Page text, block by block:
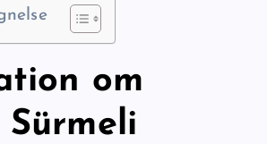
om